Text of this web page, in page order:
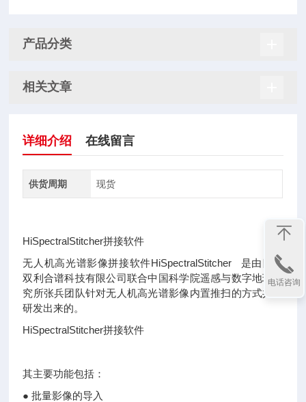
产品分类
相关文章
详细介绍 在线留言
供货周期 现货
HiSpectralStitcher拼接软件
无人机高光谱影像拼接软件HiSpectralStitcher 是由四川
双利合谱科技有限公司联合中国科学院遥感与数字地球研
究所张兵团队针对无人机高光谱影像内置推扫的方式共同
研发出来的。
HiSpectralStitcher拼接软件
其主要功能包括：
● 批量影像的导入
电话咨询